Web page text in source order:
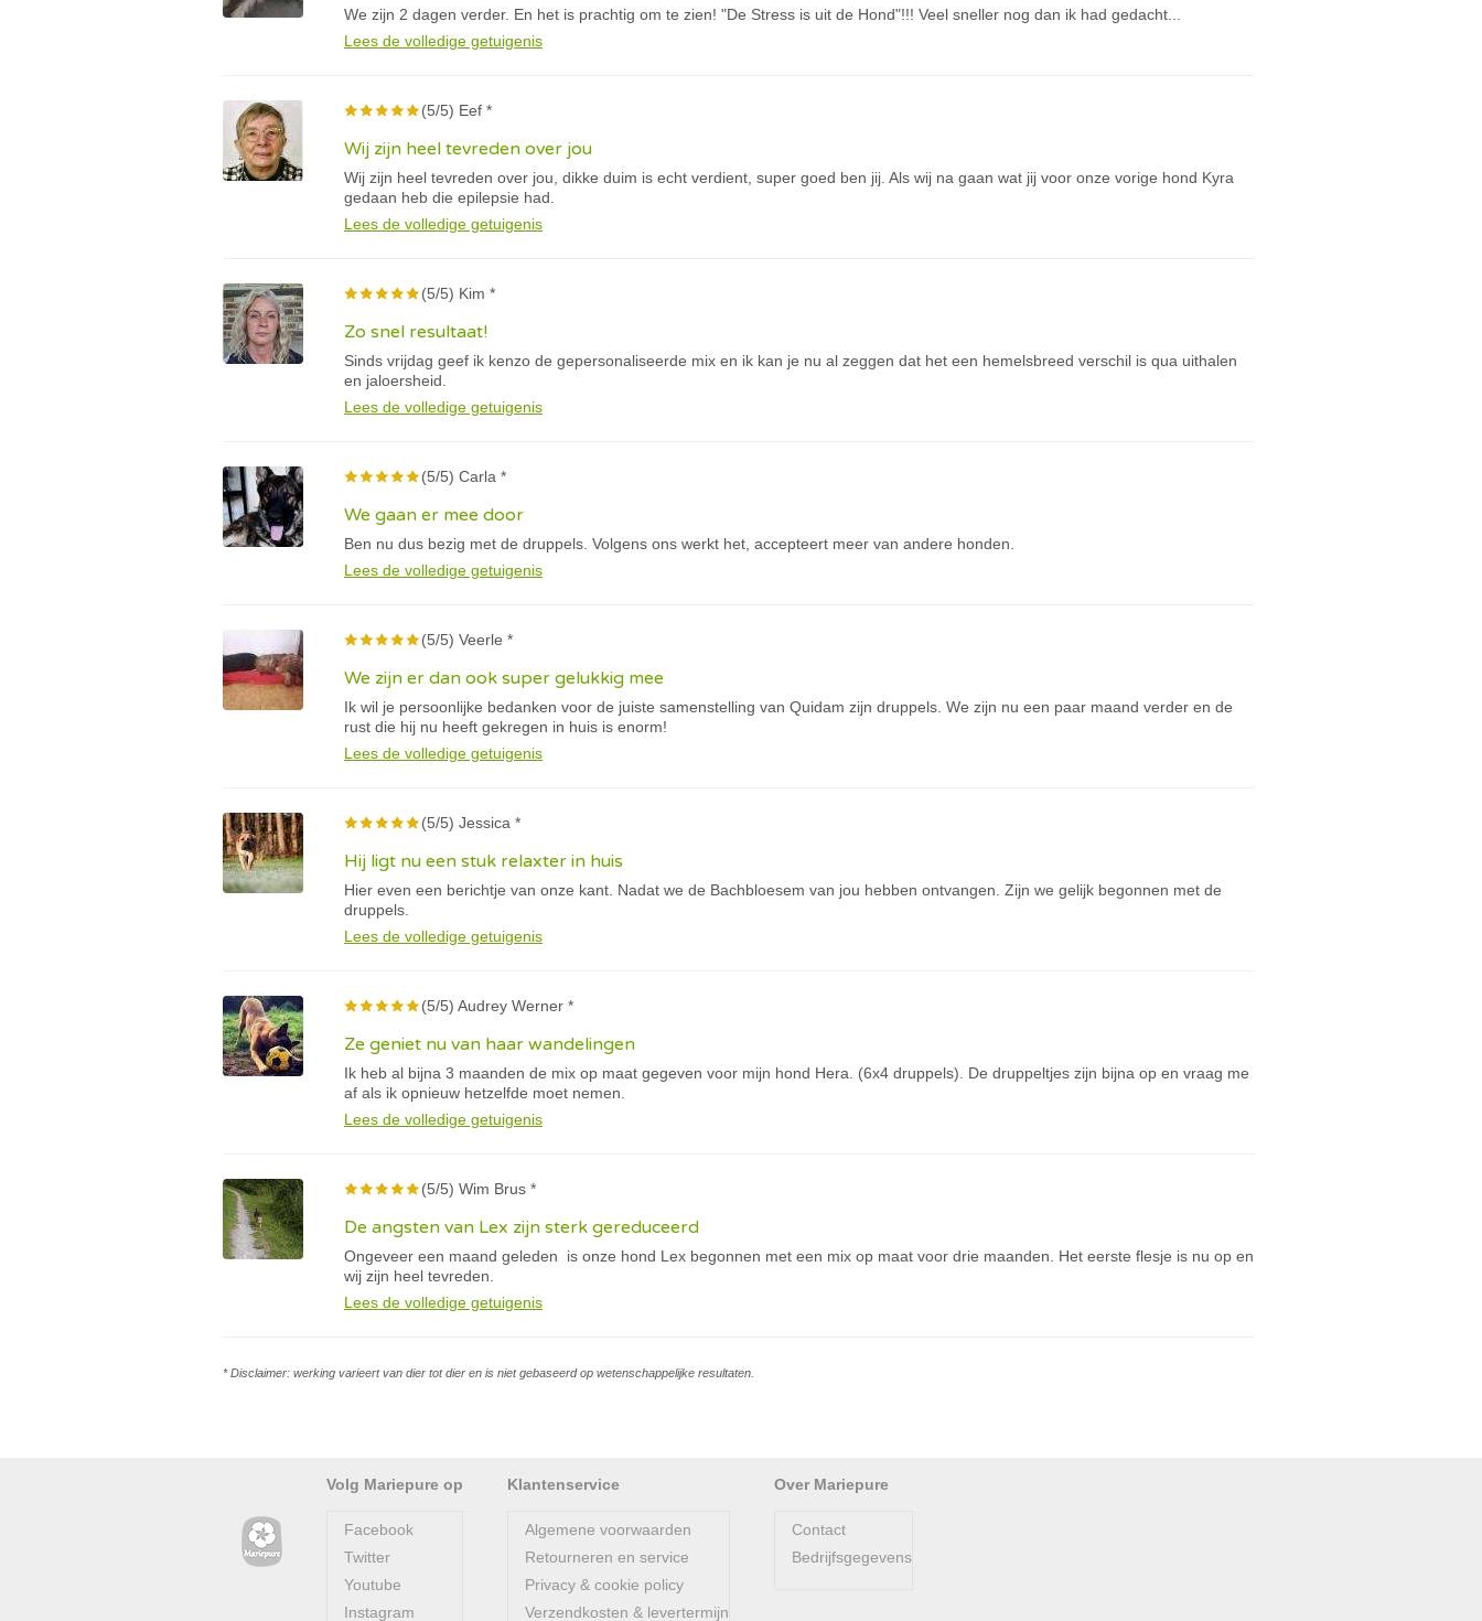
We zijn 2 dagen verder. En het is prachtig om te zien! "De Stress is uit de Hond"!!! Veel sneller nog dan ik had gedacht...
Lees de volledige getuigenis
(5/5) Eef *
Wij zijn heel tevreden over jou
Wij zijn heel tevreden over jou, dikke duim is echt verdient, super goed ben jij. Als wij na gaan wat jij voor onze vorige hond Kyra
gedaan heb die epilepsie had.
Lees de volledige getuigenis
(5/5) Kim *
Zo snel resultaat!
Sinds vrijdag geef ik kenzo de gepersonaliseerde mix en ik kan je nu al zeggen dat het een hemelsbreed verschil is qua uithalen
en jaloersheid.
Lees de volledige getuigenis
(5/5) Carla *
We gaan er mee door
Ben nu dus bezig met de druppels. Volgens ons werkt het, accepteert meer van andere honden.
Lees de volledige getuigenis
(5/5) Veerle *
We zijn er dan ook super gelukkig mee
Ik wil je persoonlijke bedanken voor de juiste samenstelling van Quidam zijn druppels. We zijn nu een paar maand verder en de
rust die hij nu heeft gekregen in huis is enorm!
Lees de volledige getuigenis
(5/5) Jessica *
Hij ligt nu een stuk relaxter in huis
Hier even een berichtje van onze kant. Nadat we de Bachbloesem van jou hebben ontvangen. Zijn we gelijk begonnen met de
druppels.
Lees de volledige getuigenis
(5/5) Audrey Werner *
Ze geniet nu van haar wandelingen
Ik heb al bijna 3 maanden de mix op maat gegeven voor mijn hond Hera. (6x4 druppels). De druppeltjes zijn bijna op en vraag me
af als ik opnieuw hetzelfde moet nemen.
Lees de volledige getuigenis
(5/5) Wim Brus *
De angsten van Lex zijn sterk gereduceerd
Ongeveer een maand geleden is onze hond Lex begonnen met een mix op maat voor drie maanden. Het eerste flesje is nu op en
wij zijn heel tevreden.
Lees de volledige getuigenis
* Disclaimer: werking varieert van dier tot dier en is niet gebaseerd op wetenschappelijke resultaten.
Volg Mariepure op
Facebook
Twitter
Youtube
Instagram
Klantenservice
Algemene voorwaarden
Retourneren en service
Privacy & cookie policy
Verzendkosten & levertermijn
Over Mariepure
Contact
Bedrijfsgegevens